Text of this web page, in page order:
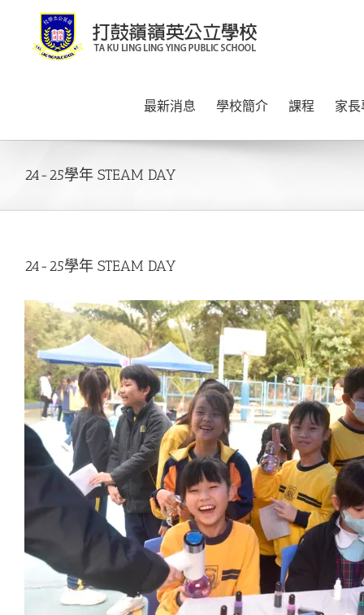
content
最新消息 學校簡介 課程 家
24-25學年 STEAM DAY
24-25學年 STEAM DAY